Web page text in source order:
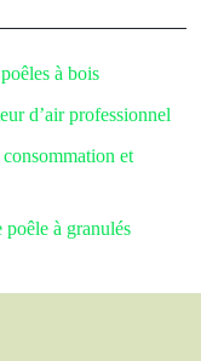
à bois
d’air professionnel
et
à granulés